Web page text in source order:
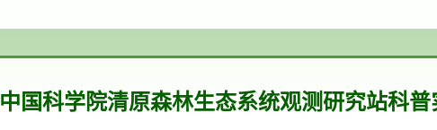
中国科学院清原森林生态系统观测研究站科普